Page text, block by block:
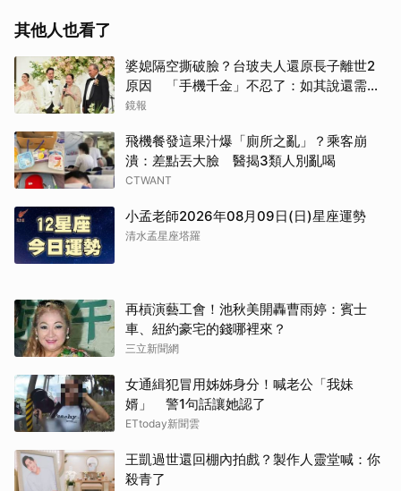
其他人也看了
婆媳隔空撕破臉？台玻夫人還原長子離世2
原因 「手機千金」不忍了：如其說還需要
離開嗎？
鏡報
飛機餐發這果汁爆「廁所之亂」？乘客崩
潰：差點丟大臉 醫揭3類人別亂喝
CTWANT
小孟老師2026年08月09日(日)星座運勢
清水孟星座塔羅
再槓演藝工會！池秋美開轟曹雨婷：賓士
車、紐約豪宅的錢哪裡來？
三立新聞網
女通緝犯冒用姊姊身分！喊老公「我妹
婿」 警1句話讓她認了
ETtoday新聞雲
王凱過世還回棚內拍戲？製作人靈堂喊：你
殺青了